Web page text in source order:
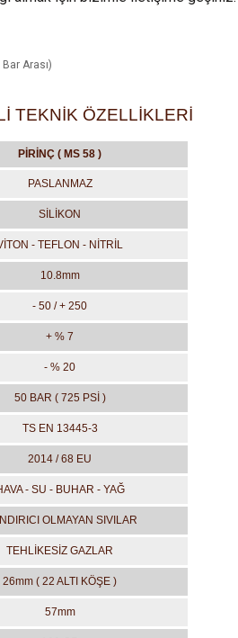
Arası)
TEKNİK ÖZELLİKLERİ
PİRİNÇ ( MS 58 )
PASLANMAZ
SİLİKON
- TEFLON - NİTRİL
10.8mm
- 50 / + 250
+ % 7
- % 20
50 BAR ( 725 PSİ )
TS EN 13445-3
2014 / 68 EU
- SU - BUHAR - YAĞ
OLMAYAN SIVILAR
TEHLİKESİZ GAZLAR
26mm ( 22 ALTI KÖŞE )
57mm